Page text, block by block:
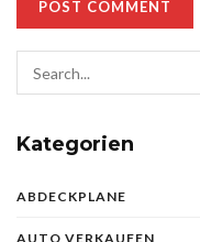
Kategorien
ABDECKPLANE
AUTO VERKAUFEN